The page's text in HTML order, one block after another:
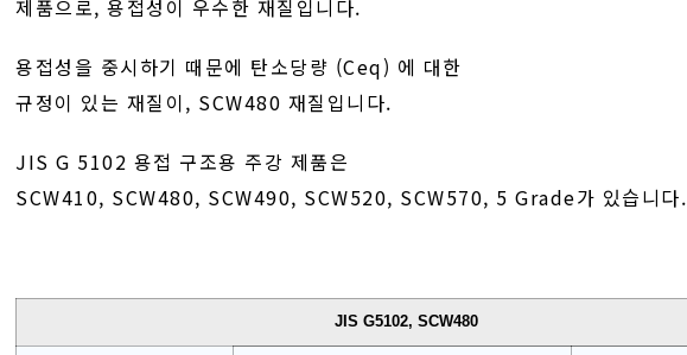
제품으로, 용접성이 우수한 재질입니다.
용접성을 중시하기 때문에 탄소당량 (Ceq) 에 대한
규정이 있는 재질이, SCW480 재질입니다.
JIS G 5102 용접 구조용 주강 제품은
SCW410, SCW480, SCW490, SCW520, SCW570, 5 Grade가 있습니다.
JIS G5102, SCW480